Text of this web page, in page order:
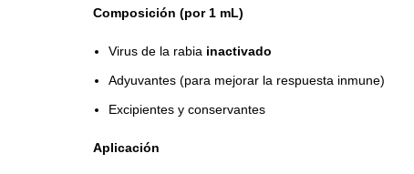
Composición (por 1 mL)
Virus de la rabia inactivado
Adyuvantes (para mejorar la respuesta inmune)
Excipientes y conservantes
Aplicación